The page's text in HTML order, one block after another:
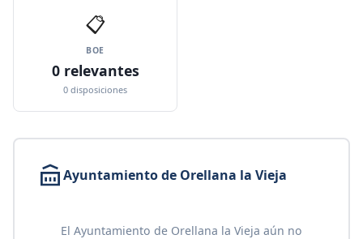
📋
BOE
0 relevantes
0 disposiciones
Ayuntamiento de Orellana la Vieja
El Ayuntamiento de Orellana la Vieja aún no